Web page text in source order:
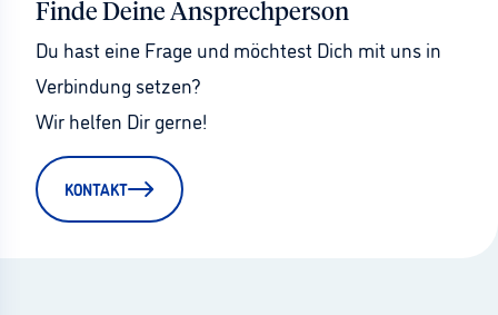
Finde Deine Ansprechperson
Du hast eine Frage und möchtest Dich mit uns in
Verbindung setzen?
Wir helfen Dir gerne!
KONTAKT